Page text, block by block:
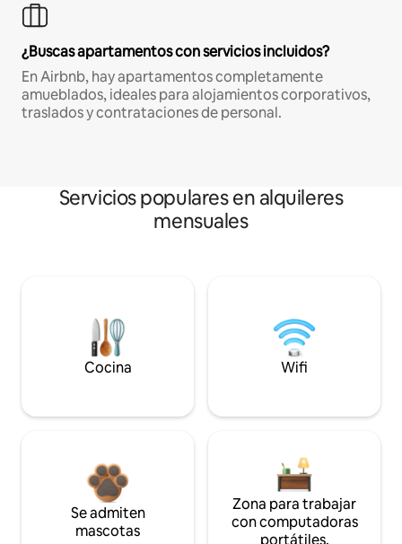
¿Buscas apartamentos con servicios incluidos?
En Airbnb, hay apartamentos completamente
amueblados, ideales para alojamientos corporativos,
traslados y contrataciones de personal.
Servicios populares en alquileres
mensuales
Cocina Wifi
Se admiten
mascotas
Zona para trabajar
con computadoras
portátiles.